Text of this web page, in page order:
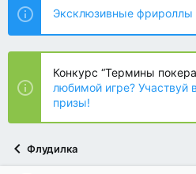
о
р
т
е
ы
н
а
ч
л
а
Эксклюзивные фрироллы
Конкурс “Термины
любимой игре? Участвуй
призы!
Флудилка